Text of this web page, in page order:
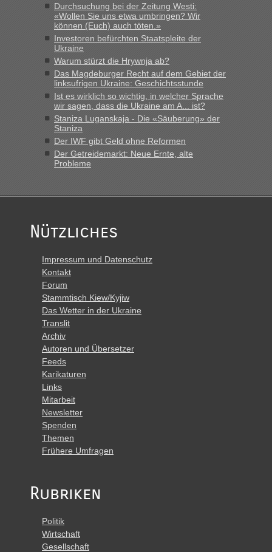
Berichte und Reisetipps • Re: An welchem
Grenzübergang zwischen Polen und der Ukraine geht es am
schnellsten?
„Derzeit, ist es überall sehr voll an den Grenzen Ukraine/
Polen. Zb. Krakovets 100 PKW ca. 10 h Wartezeit. Wollen
Montag rüber, versuchen es sehr früh.“
Durchsuchung bei der Zeitung Westi:
«Wollen Sie uns etwa umbringen? Wir
können (Euch) auch töten.»
Investoren befürchten Staatspleite der
Ukraine
Warum stürzt die Hrywnja ab?
Das Magdeburger Recht auf dem Gebiet der
linksufrigen Ukraine: Geschichtsstunde
Ist es wirklich so wichtig, in welcher Sprache
wir sagen, dass die Ukraine am A... ist?
Staniza Luganskaja - Die «Säuberung» der
Staniza
Der IWF gibt Geld ohne Reformen
Der Getreidemarkt: Neue Ernte, alte
Probleme
Nützliches
Impressum und Datenschutz
Kontakt
Forum
Stammtisch Kiew/Kyjiw
Das Wetter in der Ukraine
Translit
Archiv
Autoren und Übersetzer
Feeds
Karikaturen
Links
Mitarbeit
Newsletter
Spenden
Themen
Frühere Umfragen
Rubriken
Politik
Wirtschaft
Gesellschaft